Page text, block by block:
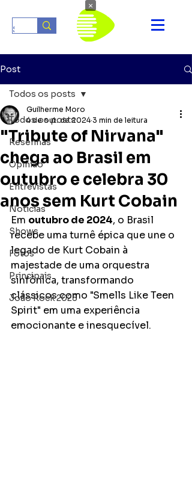
Post
Todos os posts
Resenhas
Opinião
Entrevistas
Notícias
Shows
Fotos
Principais
João Rock 2025
Todos os posts
"Tribute of Nirvana"
chega ao Brasil em
outubro e celebra 30
anos sem Kurt Cobain
Guilherme Moro
4 de out. de 2024 3 min de leitura
Em outubro de 2024, o Brasil
recebe uma turnê épica que une o
legado de Kurt Cobain à
majestade de uma orquestra
sinfônica, transformando
clássicos como "Smells Like Teen
Spirit" em uma experiência
emocionante e inesquecível.
×